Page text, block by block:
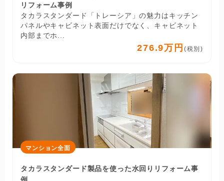
リフォーム事例
タカラスタンダード「トレーシア」の魅力はキッチン
パネルやキャビネット表面だけでなく、キャビネット
内部までホ...
276.9万円 (税別)
マンション全面
タカラスタンダード製品を使った水回りリフォーム事
例